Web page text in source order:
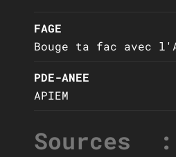
FAGE
Bouge ta fac avec
PDE-ANEE
APIEM
Sources :